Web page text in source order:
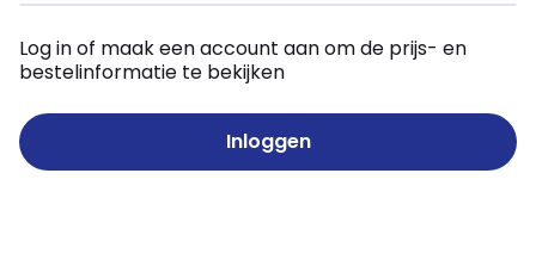
Log in of maak een account aan om de prijs- en
bestelinformatie te bekijken
Inloggen